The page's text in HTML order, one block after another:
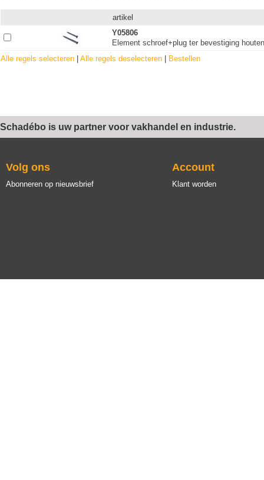
artikel
Y05806
Element schroef+plug ter bevestiging
Alle regels selecteren
Alle regels deselecteren Bestellen
Schadébo is uw partner voor vakhandel en industrie.
Volg ons
Abonneren op nieuwsbrief
Account
Klant worden